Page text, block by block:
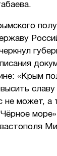
«Крым
не может,